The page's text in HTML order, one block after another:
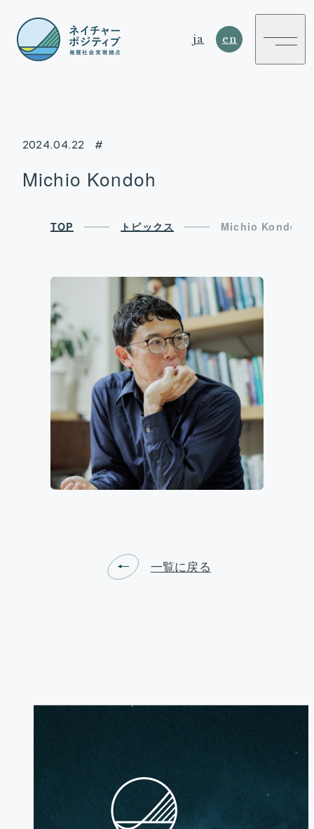
NATURE
POSITIVE
ビジョン&ターゲット
研究開発部門
社会実装部門
トピックス
ja en
2024.04.22 #
Michio Kondoh
TOP トピックス Michio Kondoh
一覧に戻る